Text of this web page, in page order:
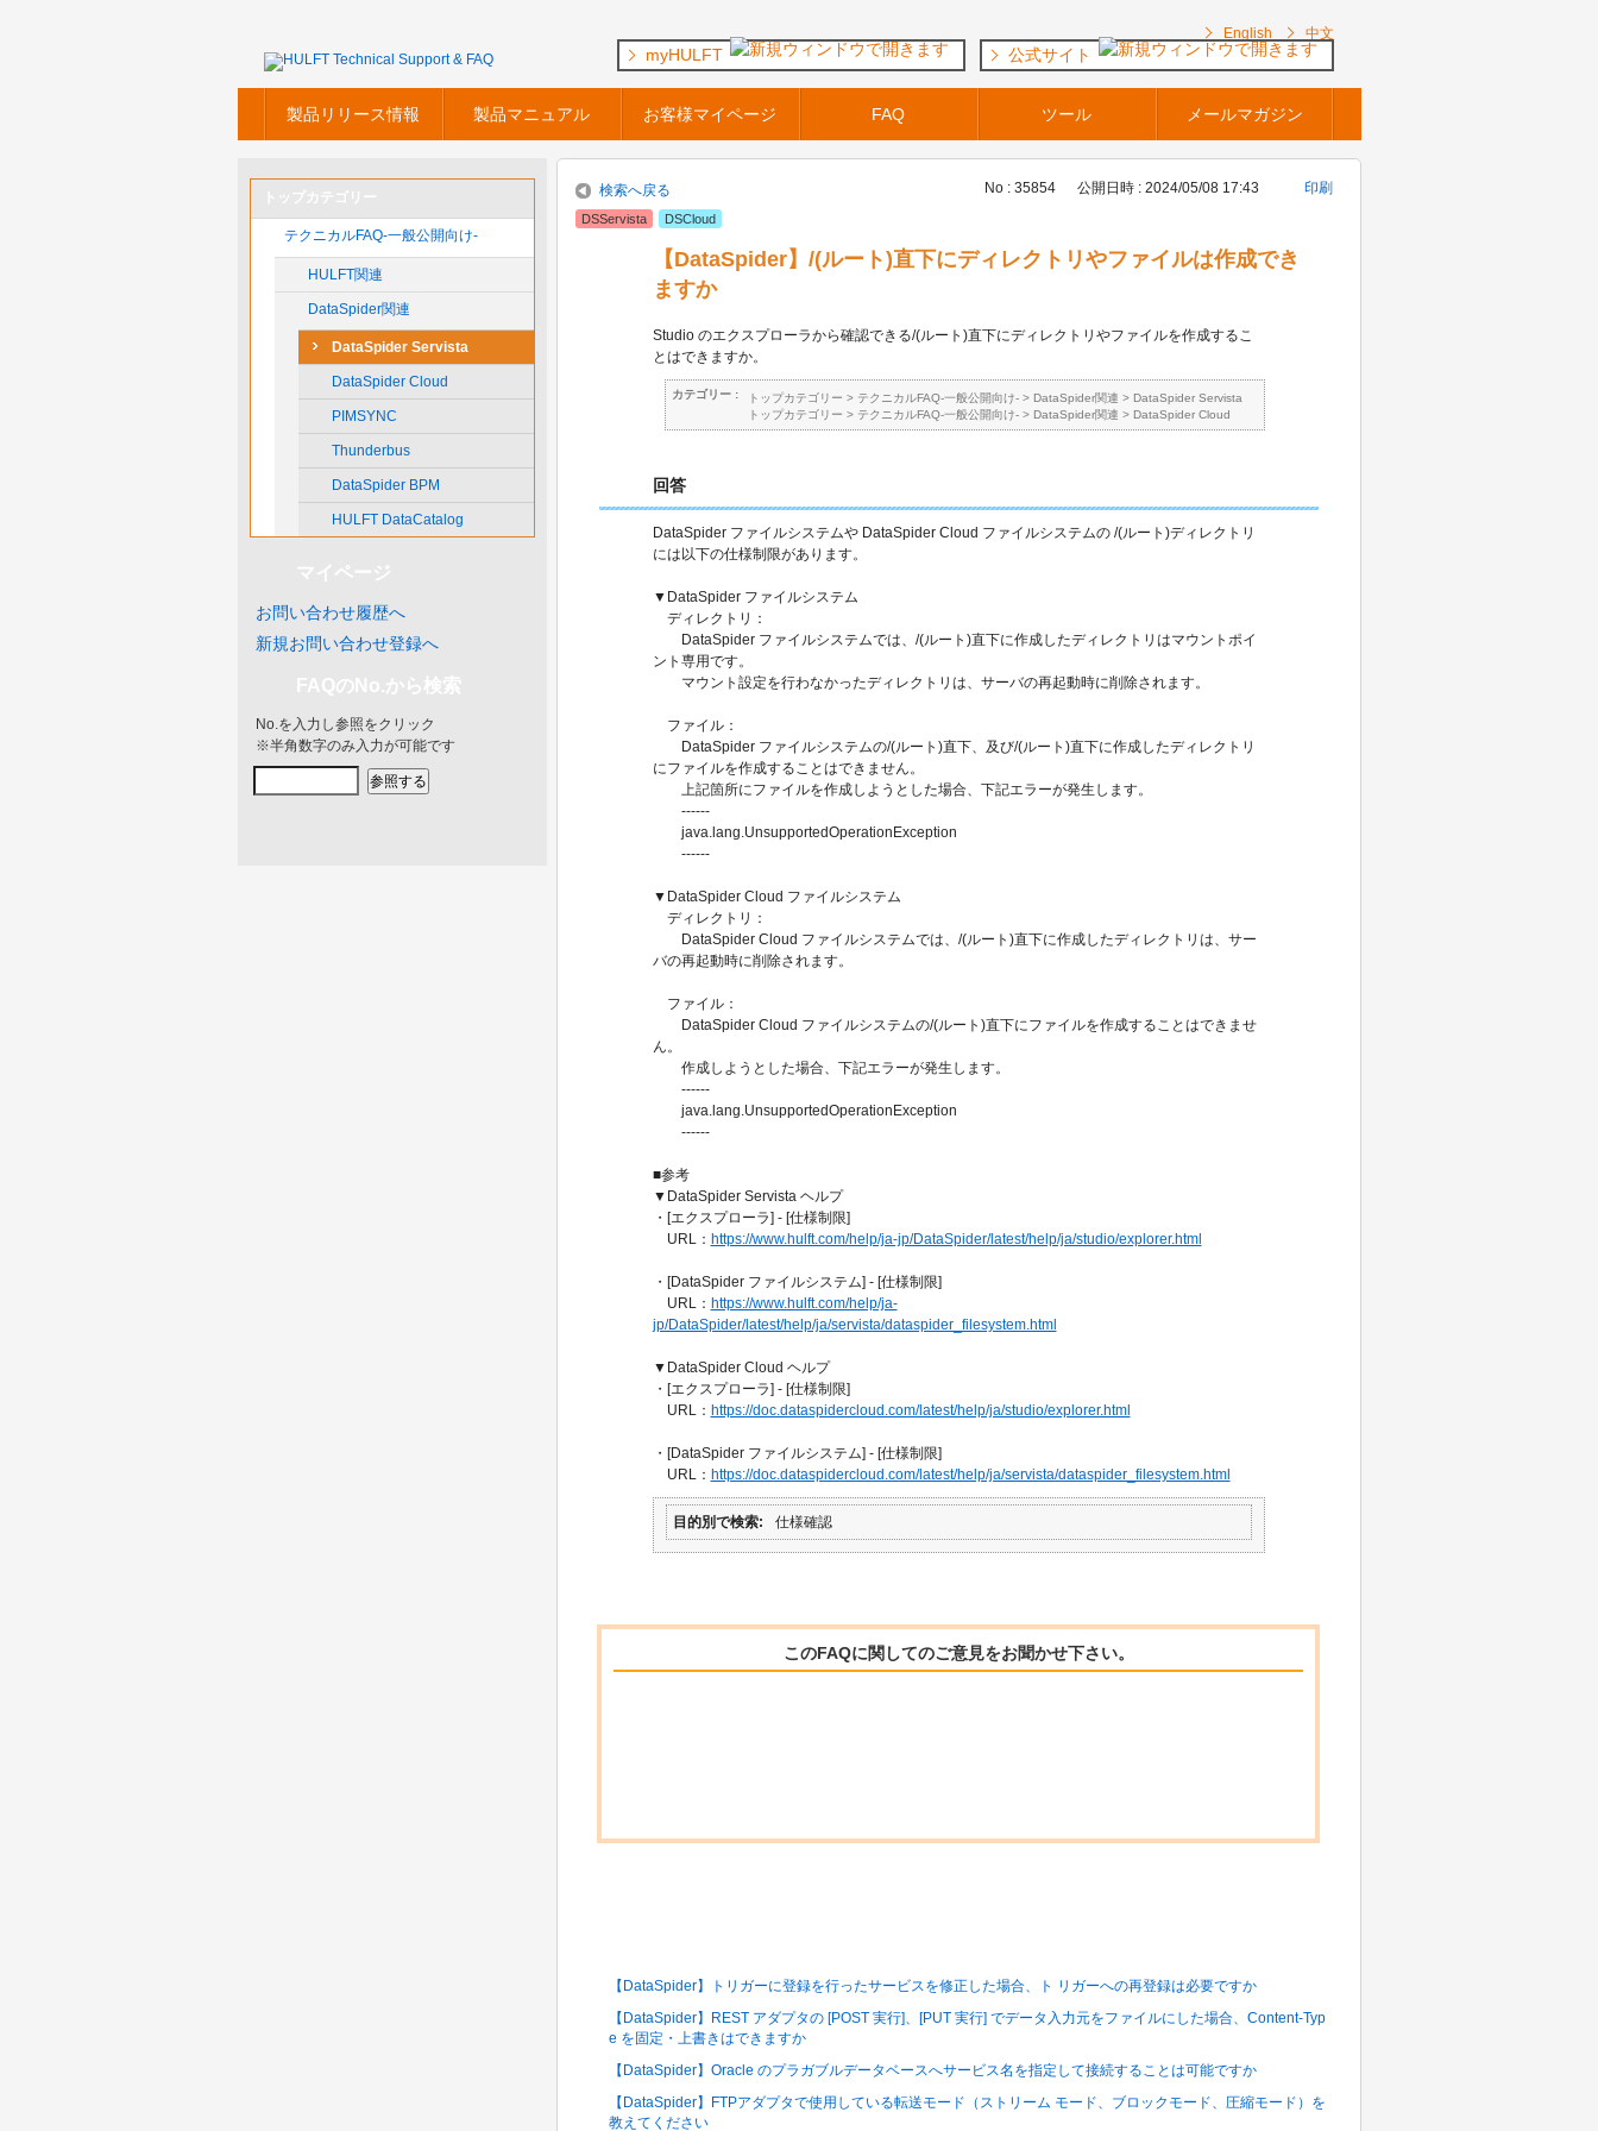
English 中文
製品リリース情報 製品マニュアル お客様マイページ FAQ ツール メールマガジン
myHULFT 公式サイト
テクニカルFAQ-一般公開向け-
HULFT関連
DataSpider関連
DataSpider Servista
DataSpider Cloud
PIMSYNC
Thunderbus
DataSpider BPM
HULFT DataCatalog
お問い合わせ履歴へ
新規お問い合わせ登録へ
No.を入力し参照をクリック
※半角数字のみ入力が可能です
検索へ戻る No : 35854 公開日時 : 2024/05/08 17:43 印刷
DSServista DSCloud
【DataSpider】/(ルート)直下にディレクトリやファイルは作成でき
ますか
Studio のエクスプローラから確認できる/(ルート)直下にディレクトリやファイルを作成するこ
とはできますか。
カテゴリー : トップカテゴリー > テクニカルFAQ-一般公開向け-> DataSpider関連 > DataSpider Servista
トップカテゴリー > テクニカルFAQ-一般公開向け-> DataSpider関連 > DataSpider Cloud
回答
DataSpider ファイルシステムや DataSpider Cloud ファイルシステムの /(ルート)ディレクトリ
には以下の仕様制限があります。
▼DataSpider ファイルシステム
ディレクトリ：
DataSpider ファイルシステムでは、/(ルート)直下に作成したディレクトリはマウントポイ
ント専用です。
マウント設定を行わなかったディレクトリは、サーバの再起動時に削除されます。
ファイル：
DataSpider ファイルシステムの/(ルート)直下、及び/(ルート)直下に作成したディレクトリ
にファイルを作成することはできません。
上記箇所にファイルを作成しようとした場合、下記エラーが発生します。
------
java.lang.UnsupportedOperationException
------
▼DataSpider Cloud ファイルシステム
ディレクトリ：
DataSpider Cloud ファイルシステムでは、/(ルート)直下に作成したディレクトリは、サー
バの再起動時に削除されます。
ファイル：
DataSpider Cloud ファイルシステムの/(ルート)直下にファイルを作成することはできませ
ん。
作成しようとした場合、下記エラーが発生します。
------
java.lang.UnsupportedOperationException
------
■参考
▼DataSpider Servista ヘルプ
・[エクスプローラ] - [仕様制限]
URL： https://www.hulft.com/help/ja-jp/DataSpider/latest/help/ja/studio/explorer.html
・[DataSpider ファイルシステム] - [仕様制限]
URL： https://www.hulft.com/help/ja-
jp/DataSpider/latest/help/ja/servista/dataspider_filesystem.html
▼DataSpider Cloud ヘルプ
・[エクスプローラ] - [仕様制限]
URL： https://doc.dataspidercloud.com/latest/help/ja/studio/explorer.html
・[DataSpider ファイルシステム] - [仕様制限]
URL： https://doc.dataspidercloud.com/latest/help/ja/servista/dataspider_filesystem.html
目的別で検索 仕様確認
このFAQに関してのご意見をお聞かせ下さい。
【DataSpider】トリガーに登録を行ったサービスを修正した場合、ト リガーへの再登録は必要ですか
【DataSpider】REST アダプタの [POST 実行]、[PUT 実行] でデータ入力元をファイルにした場合、Content-Typ
e を固定・上書きはできますか
【DataSpider】Oracle のプラガブルデータベースへサービス名を指定して接続することは可能ですか
【DataSpider】FTPアダプタで使用している転送モード（ストリーム モード、ブロックモード、圧縮モード）を
教えてください